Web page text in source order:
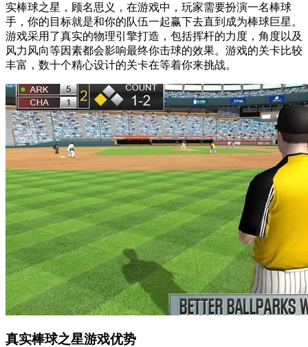
实棒球之星，顾名思义，在游戏中，玩家需要扮演一名棒球
手，你的目标就是和你的队伍一起赢下去直到成为棒球巨星。
游戏采用了真实的物理引擎打造，包括挥杆的力度，角度以及
风力风向等因素都会影响最终你击球的效果。游戏的关卡比较
丰富，数十个精心设计的关卡在等着你来挑战。
真实棒球之星游戏优势